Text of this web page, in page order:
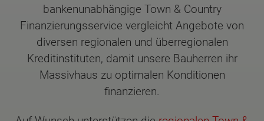
bankenunabhängige Town & Country
Finanzierungsservice vergleicht Angebote von
diversen regionalen und überregionalen
Kreditinstituten, damit unsere Bauherren ihr
Massivhaus zu optimalen Konditionen
finanzieren.